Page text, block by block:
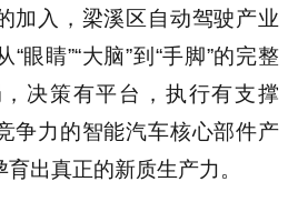
加入，梁溪区自动驾驶产业
眼睛”“大脑”到“手脚”的完整
决策有平台，执行有支撑
力的智能汽车核心部件产
出真正的新质生产力。